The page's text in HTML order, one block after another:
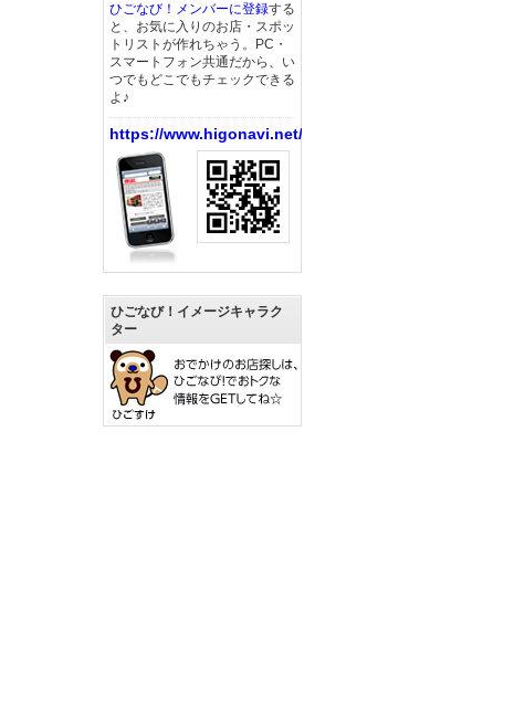
ひごなび！メンバーに登録する
と、お気に入りのお店・スポッ
トリストが作れちゃう。PC・
スマートフォン共通だから、い
つでもどこでもチェックできる
よ♪
https://www.higonavi.net/
ひごなび！イメージキャラク
ター